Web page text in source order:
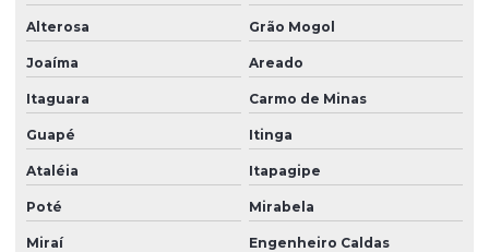
Alterosa Grão Mogol
Joaíma Areado
Itaguara Carmo de Minas
Guapé Itinga
Ataléia Itapagipe
Poté Mirabela
Miraí Engenheiro Caldas